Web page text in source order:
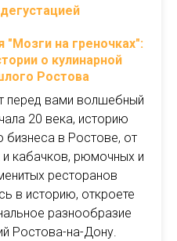
"Мозги на греночках":
о кулинарной
Ростова
перед вами волшебный
20 века, историю
бизнеса в Ростове, от
кабачков, рюмочных и
ресторанов
в историю, откроете
разнообразие
Ростова-на-Дону.